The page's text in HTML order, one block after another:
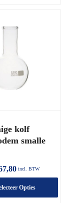
kolf
smalle
incl. BTW
Opties